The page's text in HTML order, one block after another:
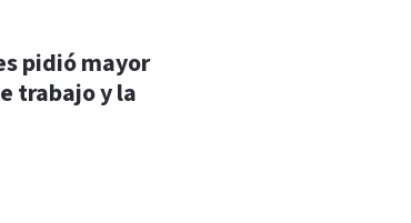
pidió mayor
trabajo y la